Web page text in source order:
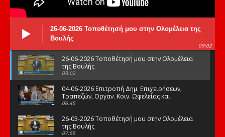
26-06-2026 Τοποθέτησή μου στην Ολομέλεια της
Βουλής
09:02
26-06-2026 Τοποθέτησή μου στην Ολομέλεια
της Βουλής
09:02
04-06-2026 Επιτροπή Δημ. Επιχειρήσεων,
Τραπεζών, Οργαν. Κοιν. Ωφελείας και
Φορέων Κοινων. Ασφάλισης
06:45
26-03-2026 Τοποθέτησή μου στην Ολομέλεια
της Βουλής
07:55